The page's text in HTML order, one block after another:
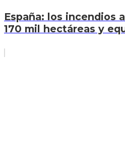
España: los incendios
170 mil hectáreas y